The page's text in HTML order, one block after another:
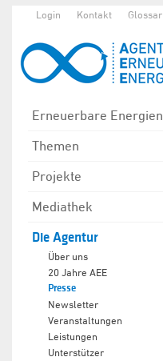
Login Kontakt Glossar
Erneuerbare Energien
Themen
Projekte
Mediathek
Die Agentur
Über uns
20 Jahre AEE
Presse
Newsletter
Veranstaltungen
Leistungen
Unterstützer